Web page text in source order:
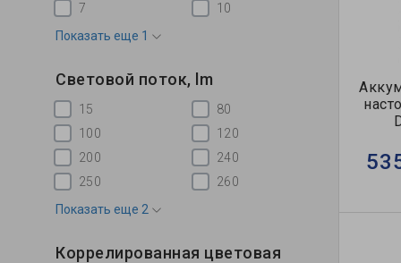
7
10
Показать еще 1
Световой поток, lm
15
80
100
120
200
240
250
260
Показать еще 2
Коррелированная цветовая